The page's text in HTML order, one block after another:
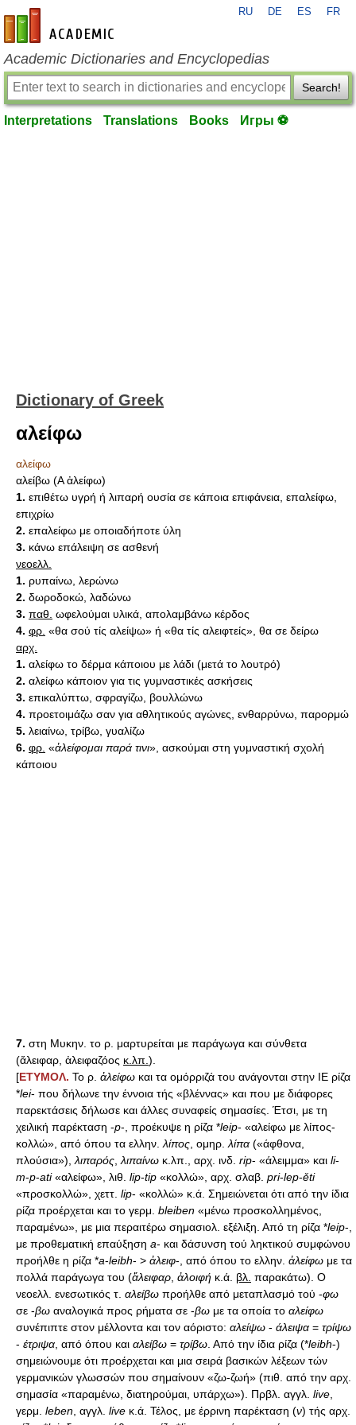
en-academic.com
RU DE ES FR
Academic Dictionaries and Encyclopedias
Search!
Interpretations Translations Books Игры ⚽
Dictionary of Greek
αλείφω
αλείφω
αλείβω (Α ἀλείφω)
1. επιθέτω υγρή ή λιπαρή ουσία σε κάποια επιφάνεια, επαλείφω,
επιχρίω
2. επαλείφω με οποιαδήποτε ύλη
3. κάνω επάλειψη σε ασθενή
νεοελλ.
1. ρυπαίνω, λερώνω
2. δωροδοκώ, λαδώνω
3. παθ. ωφελούμαι υλικά, απολαμβάνω κέρδος
4. φρ. «θα σού τίς αλείψω» ή «θα τίς αλειφτείς», θα σε δείρω
αρχ.
1. αλείφω το δέρμα κάποιου με λάδι (μετά το λουτρό)
2. αλείφω κάποιον για τις γυμναστικές ασκήσεις
3. επικαλύπτω, σφραγίζω, βουλλώνω
4. προετοιμάζω σαν για αθλητικούς αγώνες, ενθαρρύνω, παρορμώ
5. λειαίνω, τρίβω, γυαλίζω
6. φρ. «ἀλείφομαι παρά τινι», ασκούμαι στη γυμναστική σχολή
κάποιου
7. στη Μυκην. το ρ. μαρτυρείται με παράγωγα και σύνθετα
(ἄλειφαρ, ἀλειφαζόος κ.λπ. ).
[ΕΤΥΜΟΛ. Το ρ. ἀλείφω και τα ομόρριζά του ανάγονται στην ΙΕ ρίζα
*lei- που δήλωνε την έννοια τής «βλέννας» και που με διάφορες
παρεκτάσεις δήλωσε και άλλες συναφείς σημασίες. Έτσι, με τη
χειλική παρέκταση -p-, προέκυψε η ρίζα *leip- «αλείφω με λίπος-
κολλώ», από όπου τα ελλην. λίπος , ομηρ. λίπα («άφθονα,
πλούσια»), λιπαρός λιπαίνω κ.λπ., αρχ. ινδ. rip- «άλειμμα» και li-
m-p-ati«αλείφω», λιθ. lip-tip «κολλώ», αρχ. σλαβ. pri-lep-ěti
«προσκολλώ», χεττ. lip- «κολλώ» κ.ά. Σημειώνεται ότι από την ίδια
ρίζα προέρχεται και το γερμ. bleiben «μένω προσκολλημένος,
παραμένω», με μια περαιτέρω σημασιολ. εξέλιξη. Από τη ρίζα *leip-,
με προθεματική επαύξηση a- και δάσυνση τού ληκτικού συμφώνου
προήλθε η ρίζα *a-leibh- > ἀλειφ-, από όπου το ελλην. ἀλείφω με τα
πολλά παράγωγα του (ἄλειφαρ ἀλοιφή κ.ά. βλ. παρακάτω). Ο
νεοελλ. ενεσωτικός τ. αλείβω προήλθε από μεταπλασμό τού -φω
σε -βω αναλογικά προς ρήματα σε -βω με τα οποία το αλείφω
συνέπιπτε στον μέλλοντα και τον αόριστο: αλείψω - άλειψα = τρίψω
- έτριψα , από όπου και αλείβω = τρίβω . Από την ίδια ρίζα (*leibh-)
σημειώνουμε ότι προέρχεται και μια σειρά βασικών λέξεων τών
γερμανικών γλωσσών που σημαίνουν «ζω-ζωή» (πιθ. από την αρχ.
σημασία «παραμένω, διατηρούμαι, υπάρχω»). Πρβλ. αγγλ. live
γερμ. leben , αγγλ. live κ.ά. Τέλος, με έρρινη παρέκταση (ν) τής αρχ.